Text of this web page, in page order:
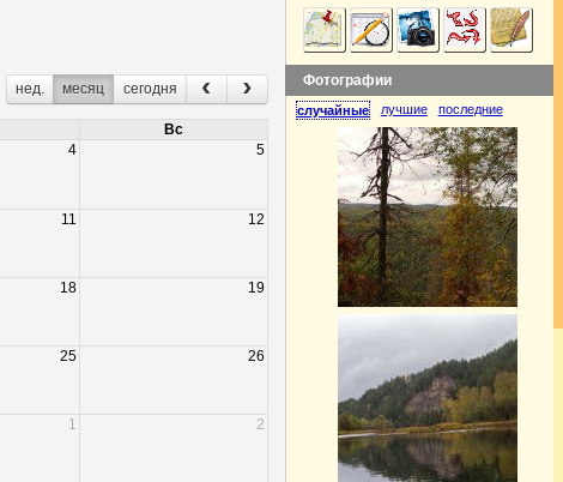
нед. месяц сегодня ‹ ›
Вс
4 5
11 12
18 19
25 26
1 2
Фотографии
случайные лучшие последние